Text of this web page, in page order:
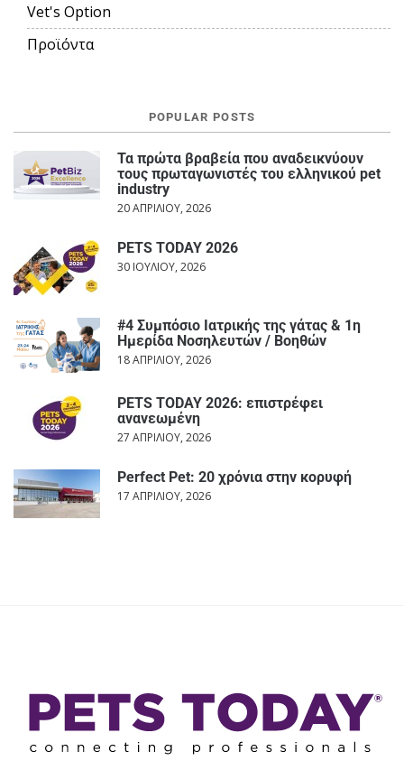
Vet's Option
Προϊόντα
POPULAR POSTS
Τα πρώτα βραβεία που αναδεικνύουν
τους πρωταγωνιστές του ελληνικού pet
industry
20 ΑΠΡΙΛΊΟΥ, 2026
PETS TODAY 2026
30 ΙΟΥΛΊΟΥ, 2026
#4 Συμπόσιο Ιατρικής της γάτας & 1η
Ημερίδα Νοσηλευτών / Βοηθών
18 ΑΠΡΙΛΊΟΥ, 2026
PETS TODAY 2026: επιστρέφει
ανανεωμένη
27 ΑΠΡΙΛΊΟΥ, 2026
Perfect Pet: 20 χρόνια στην κορυφή
17 ΑΠΡΙΛΊΟΥ, 2026